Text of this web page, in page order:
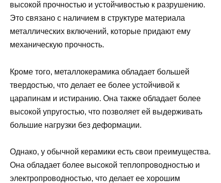
высокой прочностью и устойчивостью к разрушению.
Это связано с наличием в структуре материала
металлических включений, которые придают ему
механическую прочность.
Кроме того, металлокерамика обладает большей
твердостью, что делает ее более устойчивой к
царапинам и истиранию. Она также обладает более
высокой упругостью, что позволяет ей выдерживать
большие нагрузки без деформации.
Однако, у обычной керамики есть свои преимущества.
Она обладает более высокой теплопроводностью и
электропроводностью, что делает ее хорошим